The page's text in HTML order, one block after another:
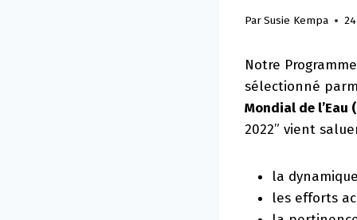
ParSusie Kempa
Notre
sélectionné
Mondial de l’Eau
2022” vient
la
les efforts